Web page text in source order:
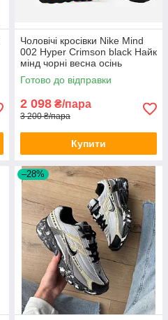
Чоловічі кросівки Nike Mind
002 Hyper Crimson black Найк
мінд чорні весна осінь
демісезон
Готово до відправки
2 098 ₴/пара
3 200 ₴/пара
Купити
–28%